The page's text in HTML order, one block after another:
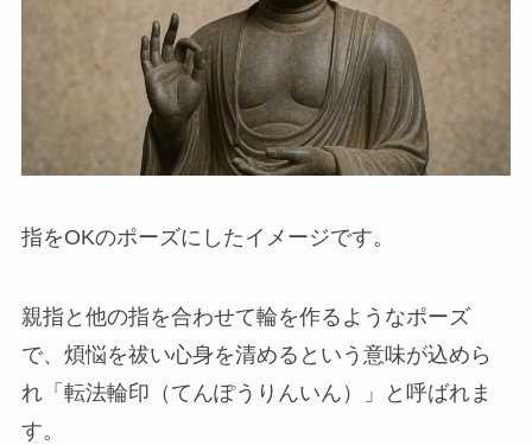
指をOKのポーズにしたイメージです。
親指と他の指を合わせて輪を作るようなポーズ
で、煩悩を祓い心身を清めるという意味が込めら
れ「転法輪印（てんぽうりんいん）」と呼ばれま
す。